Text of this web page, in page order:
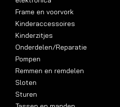
Frame en voorvork
Kinderaccessoires
Kinderzitjes
Onderdelen/Reparatie
Pompen
Remmen en remdelen
Sloten
Sturen